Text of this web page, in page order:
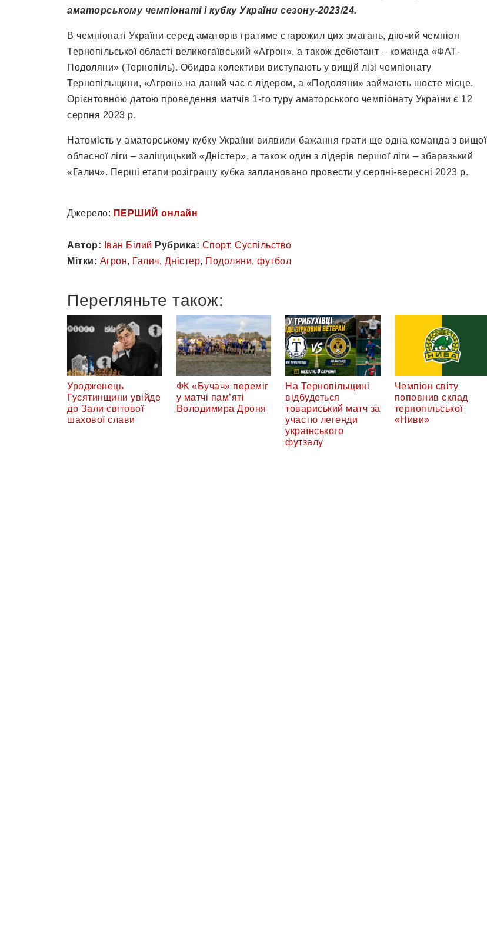
аматорському чемпіонаті і кубку України сезону-2023/24.
В чемпіонаті України серед аматорів гратиме старожил цих змагань, діючий чемпіон
Тернопільської області великогаївський «Агрон», а також дебютант – команда «ФАТ-
Подоляни» (Тернопіль). Обидва колективи виступають у вищій лізі чемпіонату
Тернопільщини, «Агрон» на даний час є лідером, а «Подоляни» займають шосте місце.
Орієнтовною датою проведення матчів 1-го туру аматорського чемпіонату України є 12
серпня 2023 р.
Натомість у аматорському кубку України виявили бажання грати ще одна команда з вищої
обласної ліги – заліщицький «Дністер», а також один з лідерів першої ліги – збаразький
«Галич». Перші етапи розіграшу кубка заплановано провести у серпні-вересні 2023 р.
Джерело: ПЕРШИЙ онлайн
Автор: Іван Білий Рубрика: Спорт, Суспільство
Мітки: Агрон, Галич, Дністер, Подоляни, футбол
Перегляньте також:
Уродженець
Гусятинщини увійде
до Зали світової
шахової слави
ФК «Бучач» переміг
у матчі пам’яті
Володимира Дроня
На Тернопільщині
відбудеться
товариський матч за
участю легенди
українського
футзалу
Чемпіон світу
поповнив склад
тернопільської
«Ниви»